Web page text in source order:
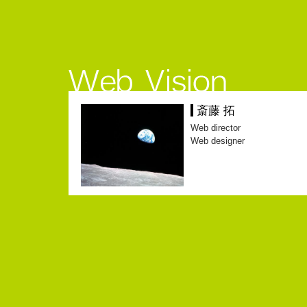
斎藤 拓
Web director
Web designer